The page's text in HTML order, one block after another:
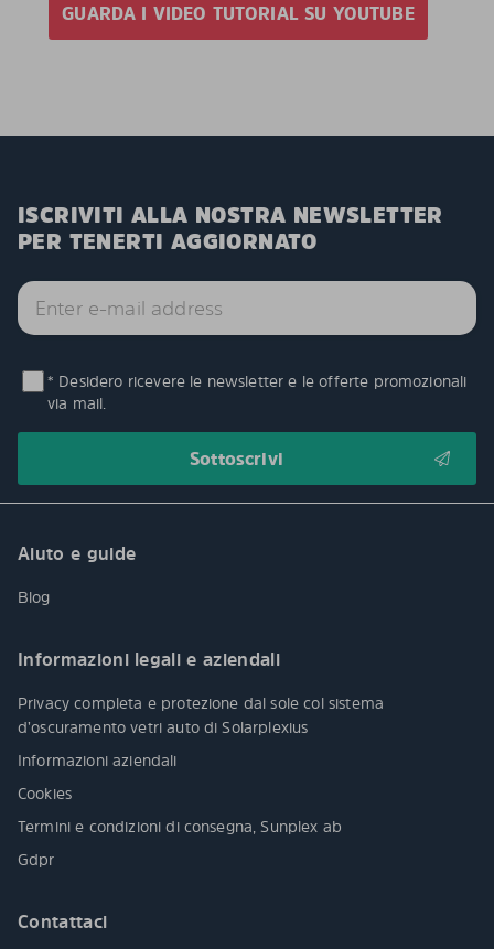
GUARDA I VIDEO TUTORIAL SU YOUTUBE
ISCRIVITI ALLA NOSTRA NEWSLETTER
PER TENERTI AGGIORNATO
* Desidero ricevere le newsletter e le offerte promozionali
via mail.
Aiuto e guide
Blog
Informazioni legali e aziendali
Privacy completa e protezione dal sole col sistema
d’oscuramento vetri auto di Solarplexius
Informazioni aziendali
Cookies
Termini e condizioni di consegna, Sunplex ab
Gdpr
Contattaci